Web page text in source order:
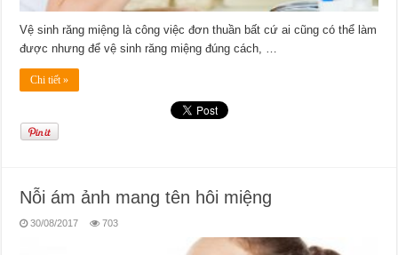
Vệ sinh răng miệng là công việc đơn thuần bất cứ ai cũng có thể làm
được nhưng để vệ sinh răng miệng đúng cách, …
Chi tiết »
Nỗi ám ảnh mang tên hôi miệng
30/08/2017 703